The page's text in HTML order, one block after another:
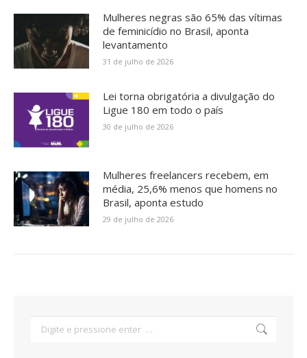
Mulheres negras são 65% das vítimas
de feminicídio no Brasil, aponta
levantamento
31 de julho de 2026
Lei torna obrigatória a divulgação do
Ligue 180 em todo o país
30 de julho de 2026
Mulheres freelancers recebem, em
média, 25,6% menos que homens no
Brasil, aponta estudo
29 de julho de 2026